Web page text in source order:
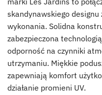
skandynawskiego designu
wykonania. Solidna
zabezpieczona
odporność na czynniki
utrzymaniu. Miękkie
zapewniają komfort
działanie promieni UV.